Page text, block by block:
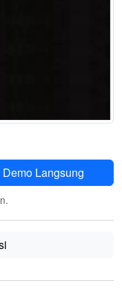
Demo Langsung